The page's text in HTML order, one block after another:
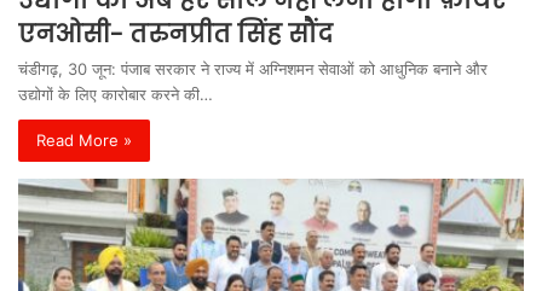
एनओसी- तरुनप्रीत सिंह सौंद
चंडीगढ़, 30 जून: पंजाब सरकार ने राज्य में अग्निशमन सेवाओं को आधुनिक बनाने और
उद्योगों के लिए कारोबार करने की…
Read More »